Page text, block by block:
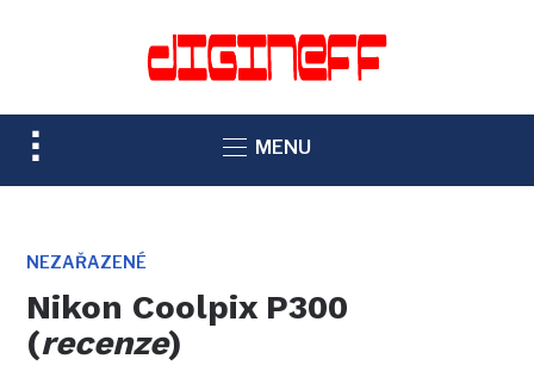
TOGGLE
SIDEBAR
NAVIGATION
MENU
NEZAŘAZENÉ
Nikon Coolpix P300
(recenze)